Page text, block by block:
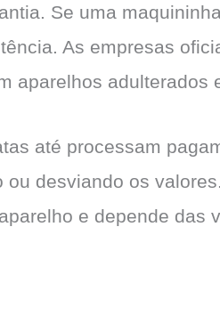
Se uma
As empresas
aparelhos adulterados
até processam
desviando os
e depende das